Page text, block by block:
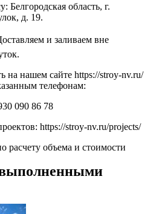
Белгородская область, г.
д. 19.
и заливаем вне
на нашем сайте https://stroy-nv.ru/
телефонам:
090 86 78
https://stroy-nv.ru/projects/
расчету объема и стоимости